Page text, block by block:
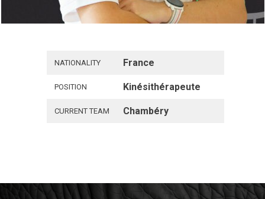
NATIONALITY France
POSITION Kinésithérapeute
CURRENT TEAM Chambéry